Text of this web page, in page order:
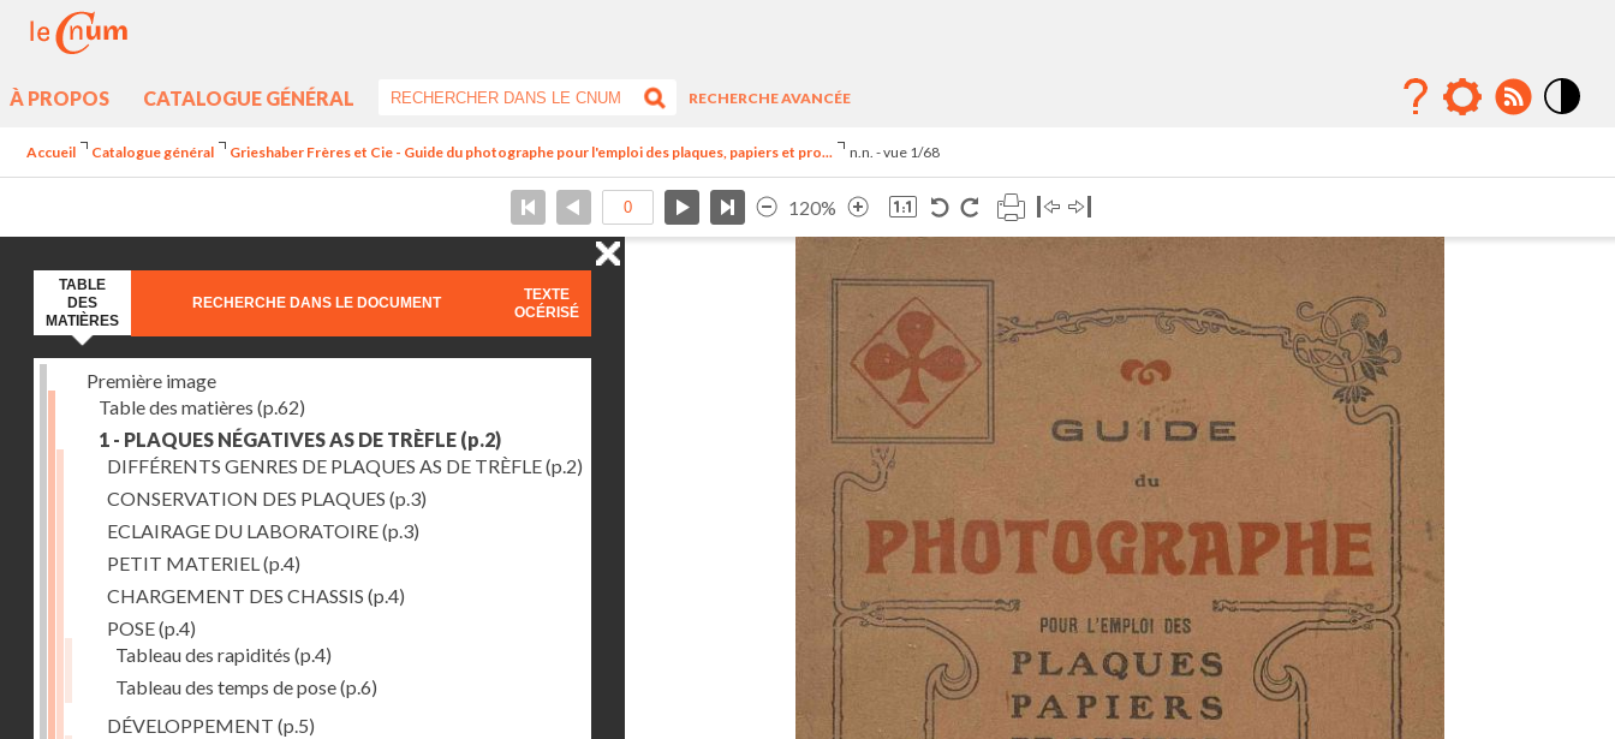
À PROPOS CATALOGUE GÉNÉRAL
RECHERCHE AVANCÉE
Accueil Catalogue général Grieshaber Frères et Cie - Guide du photographe pour l'emploi des plaques, papiers et pro... n.n. - vue 1/68
120%
TABLE
DES
MATIÈRES
RECHERCHE DANS LE DOCUMENT
TEXTE
OCÉRISÉ
Première image
Table des matières (p.62)
1 - PLAQUES NÉGATIVES AS DE TRÈFLE (p.2)
DIFFÉRENTS GENRES DE PLAQUES AS DE TRÈFLE(p.2)
CONSERVATION DES PLAQUES (p.3)
ECLAIRAGE DU LABORATOIRE(p.3)
PETIT MATERIEL(p.4)
CHARGEMENT DES CHASSIS (p.4)
POSE(p.4)
Tableau des rapidités (p.4)
Tableau des temps de pose(p.6)
DÉVELOPPEMENT (p.5)